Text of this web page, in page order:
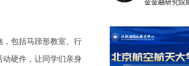
包括马蹄形教室、行
硬件，让同学们亲身